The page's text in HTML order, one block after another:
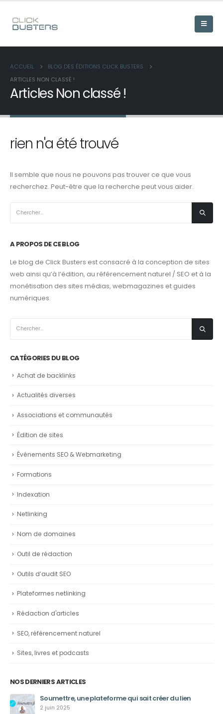
ACCUEIL
BLOG DES ÉDITIONS CLICK BUSTERS
ARTICLES NON CLASSÉ !
Articles Non classé !
rien n'a été trouvé
Il semble que nous ne pouvons pas trouver ce que vous
recherchez. Peut-être que la recherche peut vous aider.
A PROPOS DE CE BLOG
Le blog de Click Busters est consacré à la conception de sites
web ainsi qu’à l’édition, au référencement naturel / SEO et à la
monétisation des sites médias, webmagazines et guides
numériques.
CATÉGORIES DU BLOG
Achat de backlinks
Actualités diverses
Associations et communautés
Édition de sites
Événements SEO & Webmarketing
Formations
Indexation
Netlinking
Nom de domaines
Outil de rédaction
Outils d’audit SEO
Plateformes netlinking
Rédaction d'articles
SEO, référencement naturel
Sites, livres et podcasts
NOS DERNIERS ARTICLES
Soumettre, une plateforme qui sait créer du lien
2 juin 2025